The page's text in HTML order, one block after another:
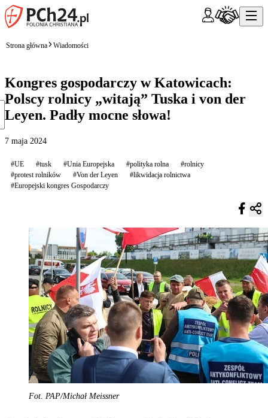
Strona główna Wiadomości
Kongres gospodarczy w Katowicach:
Polscy rolnicy „witają” Tuska i von der
Leyen. Padły mocne słowa!
7 maja 2024
#UE #tusk #Unia Europejska #polityka rolna
#rolnicy
#protest rolników
#Von der Leyen
#likwidacja rolnictwa
#Europejski kongres Gospodarczy
Fot. PAP/Michał Meissner